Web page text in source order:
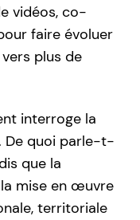
vidéos, co-
faire évoluer
plus de
interroge la
De quoi parle-t-
que la
mise en œuvre
territoriale